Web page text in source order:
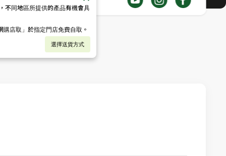
不同地區所提供的產品有機會具
店取」於指定門店免費自取。
選擇送貨方式